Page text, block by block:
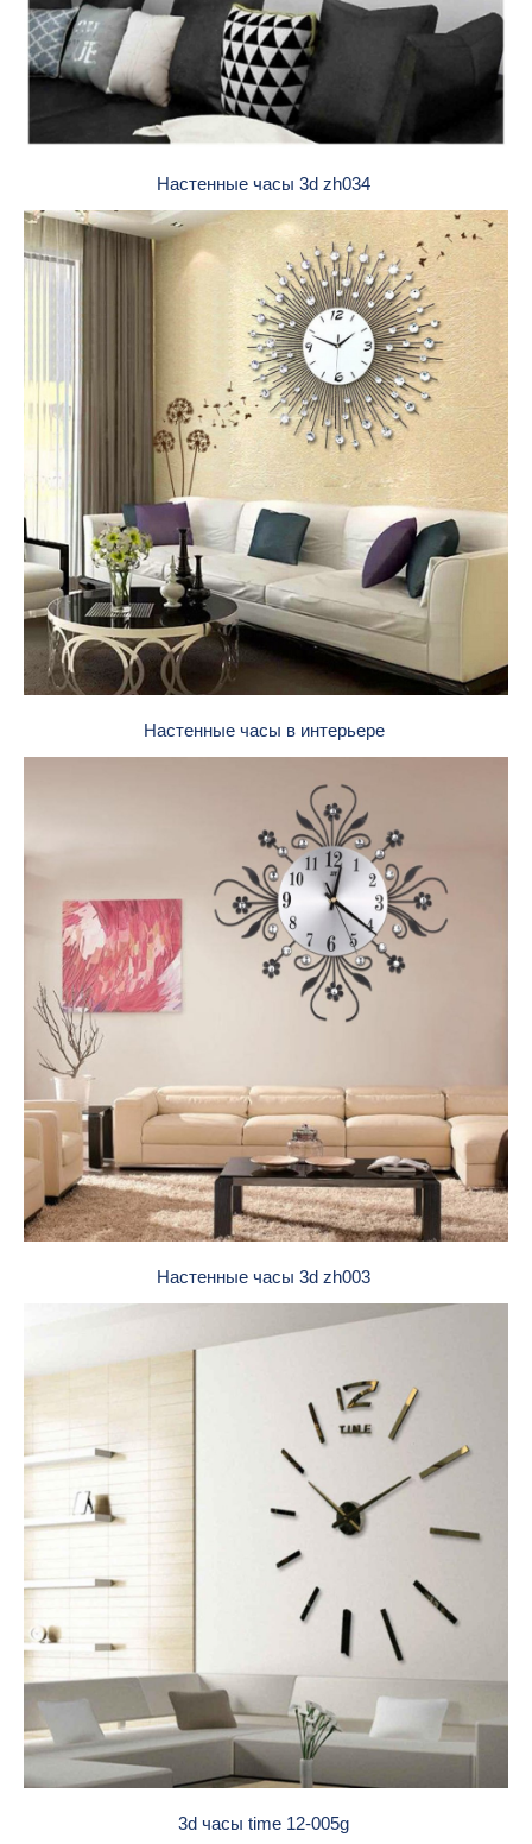
Настенные часы 3d zh034
Настенные часы в интерьере
Настенные часы 3d zh003
3d часы time 12-005g